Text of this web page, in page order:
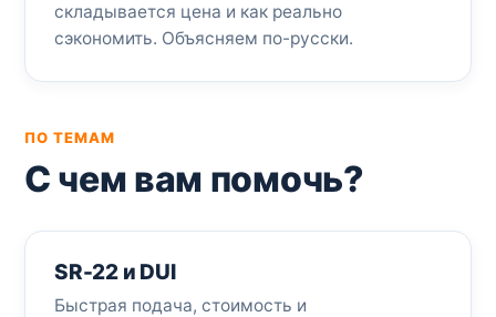
складывается цена и как реально
сэкономить. Объясняем по-русски.
ПО ТЕМАМ
С чем вам помочь?
SR-22 и DUI
Быстрая подача, стоимость и